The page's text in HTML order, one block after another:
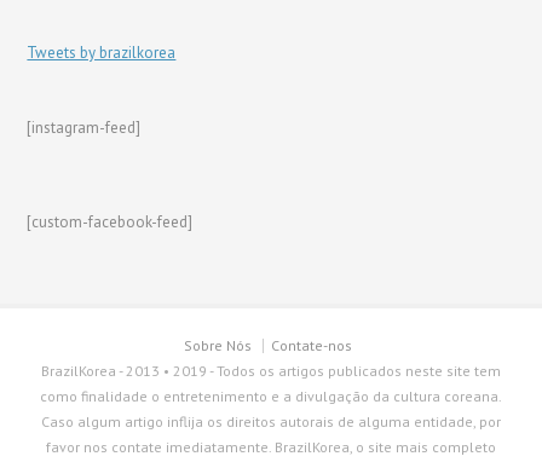
Tweets by brazilkorea
[instagram-feed]
[custom-facebook-feed]
Sobre Nós
Contate-nos
BrazilKorea - 2013 • 2019 - Todos os artigos publicados neste site tem
como finalidade o entretenimento e a divulgação da cultura coreana.
Caso algum artigo inflija os direitos autorais de alguma entidade, por
favor nos contate imediatamente. BrazilKorea, o site mais completo